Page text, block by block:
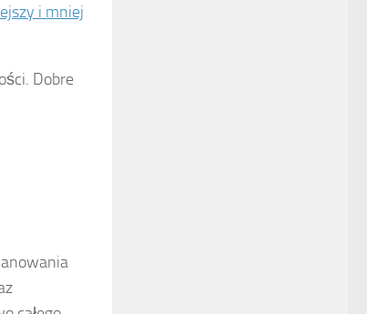
i mniej
Dobre